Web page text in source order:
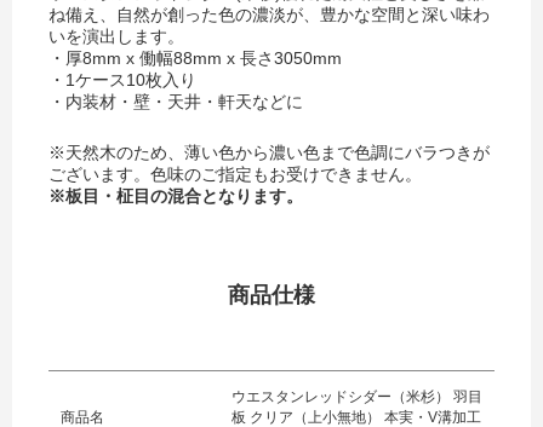
ね備え、自然が創った色の濃淡が、豊かな空間と深い味わ
いを演出します。
・厚8mm x 働幅88mm x 長さ3050mm
・1ケース10枚入り
・内装材・壁・天井・軒天などに
※天然木のため、薄い色から濃い色まで色調にバラつきが
ございます。色味のご指定もお受けできません。
※板目・柾目の混合となります。
商品仕様
商品名
ウエスタンレッドシダー（米杉） 羽目
板 クリア（上小無地） 本実・V溝加工